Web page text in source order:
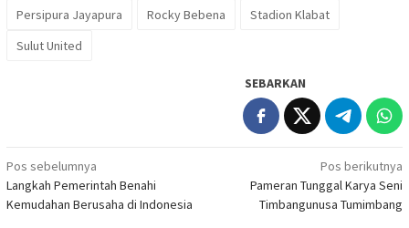
Persipura Jayapura Rocky Bebena
Stadion Klabat
Sulut United
SEBARKAN
Navigasi
pos
Pos sebelumnya
Langkah Pemerintah Benahi
Kemudahan Berusaha di Indonesia
Pos berikutnya
Pameran Tunggal Karya Seni
Timbangunusa Tumimbang